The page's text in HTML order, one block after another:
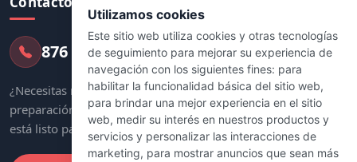
Utilizamos cookies
Este sitio web utiliza cookies y otras tecnologías
de seguimiento para mejorar su experiencia de
navegación con los siguientes fines: para
habilitar la funcionalidad básica del sitio web,
para brindar una mejor experiencia en el sitio
web, medir su interés en nuestros productos y
servicios y personalizar las interacciones de
marketing, para mostrar anuncios que sean más
876 247 237
¿Necesitas más información sobre tu
preparación? Nuestro equipo de asesores
está listo para ayudarte.